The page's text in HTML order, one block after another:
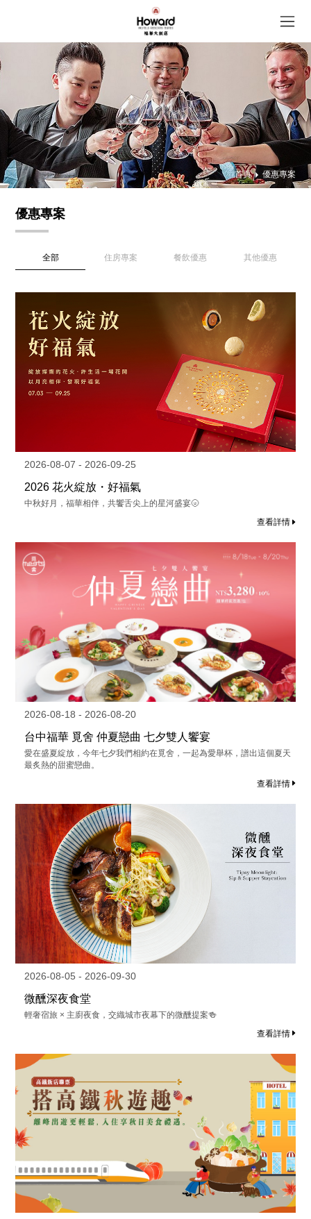
首頁 優惠專案
優惠專案
全部 住房專案 餐飲優惠 其他優惠
2026-08-07 - 2026-09-25
2026 花火綻放・好福氣
中秋好月，福華相伴，共饗舌尖上的星河盛宴🌝
查看詳情
2026-08-18 - 2026-08-20
台中福華 覓舍 仲夏戀曲 七夕雙人饗宴
愛在盛夏綻放，今年七夕我們相約在覓舍，一起為愛舉杯，譜出這個夏天
最炙熱的甜蜜戀曲。
查看詳情
2026-08-05 - 2026-09-30
微醺深夜食堂
輕奢宿旅 × 主廚夜食，交織城市夜幕下的微醺提案🍻
查看詳情